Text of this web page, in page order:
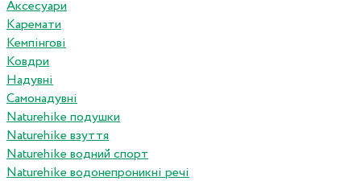
Аксесуари
Каремати
Кемпінгові
Ковдри
Надувні
Самонадувні
Naturehike подушки
Naturehike взуття
Naturehike водний спорт
Naturehike водонепроникні речі